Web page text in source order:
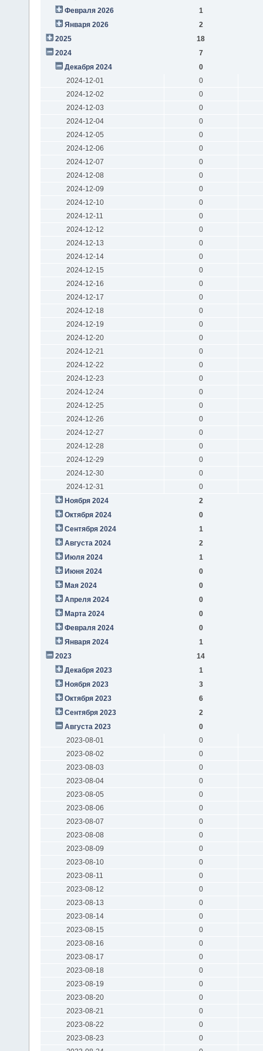
Февраля 2026
1
Января 2026
2
2025
18
2024
7
Декабря 2024
0
2024-12-01
0
2024-12-02
0
2024-12-03
0
2024-12-04
0
2024-12-05
0
2024-12-06
0
2024-12-07
0
2024-12-08
0
2024-12-09
0
2024-12-10
0
2024-12-11
0
2024-12-12
0
2024-12-13
0
2024-12-14
0
2024-12-15
0
2024-12-16
0
2024-12-17
0
2024-12-18
0
2024-12-19
0
2024-12-20
0
2024-12-21
0
2024-12-22
0
2024-12-23
0
2024-12-24
0
2024-12-25
0
2024-12-26
0
2024-12-27
0
2024-12-28
0
2024-12-29
0
2024-12-30
0
2024-12-31
0
Ноября 2024
2
Октября 2024
0
Сентября 2024
1
Августа 2024
2
Июля 2024
1
Июня 2024
0
Мая 2024
0
Апреля 2024
0
Марта 2024
0
Февраля 2024
0
Января 2024
1
2023
14
Декабря 2023
1
Ноября 2023
3
Октября 2023
6
Сентября 2023
2
Августа 2023
0
2023-08-01
0
2023-08-02
0
2023-08-03
0
2023-08-04
0
2023-08-05
0
2023-08-06
0
2023-08-07
0
2023-08-08
0
2023-08-09
0
2023-08-10
0
2023-08-11
0
2023-08-12
0
2023-08-13
0
2023-08-14
0
2023-08-15
0
2023-08-16
0
2023-08-17
0
2023-08-18
0
2023-08-19
0
2023-08-20
0
2023-08-21
0
2023-08-22
0
2023-08-23
0